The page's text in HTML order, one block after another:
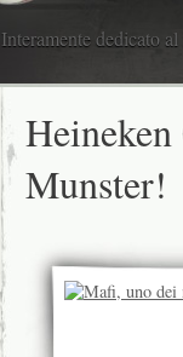
Interamente dedicato
Munster!